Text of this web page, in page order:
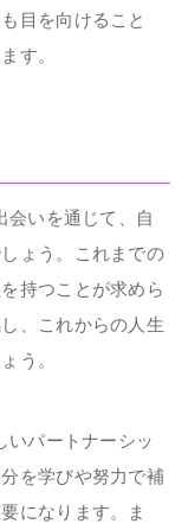
目を向けること
す。
いを通じて、自
ょう。これまでの
持つことが求めら
、これからの人生
う。
パートナーシッ
を学びや努力で補
になります。ま